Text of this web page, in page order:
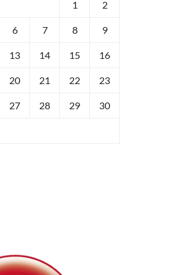
1 2
6 7 8 9
13 14 15 16
20 21 22 23
27 28 29 30